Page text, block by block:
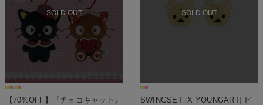
SOLD OUT
【70%OFF】『チョコキャット』
SOLD OUT
SWINGSET [X YOUNGART] ビ